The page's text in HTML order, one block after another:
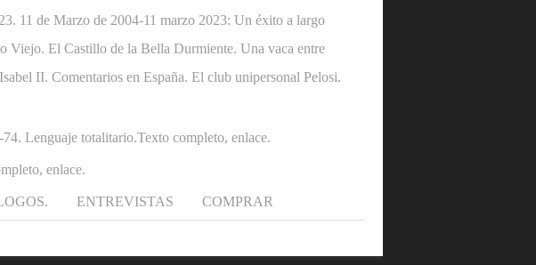
11 de Marzo de 2004-11 marzo 2023: Un éxito a largo
Viejo. El Castillo de la Bella Durmiente. Una vaca entre
II. Comentarios en España. El club unipersonal Pelosi.
Lenguaje totalitario.Texto completo, enlace.
enlace.
ENTREVISTAS COMPRAR